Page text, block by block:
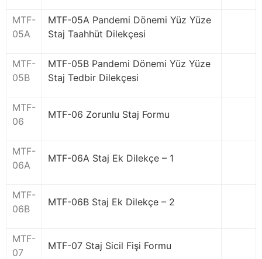
MTF-
05A
MTF-05A Pandemi Dönemi Yüz Yüze
Staj Taahhüt Dilekçesi
MTF-
05B
MTF-05B Pandemi Dönemi Yüz Yüze
Staj Tedbir Dilekçesi
MTF-
06
MTF-06 Zorunlu Staj Formu
MTF-
06A
MTF-06A Staj Ek Dilekçe – 1
MTF-
06B
MTF-06B Staj Ek Dilekçe – 2
MTF-
07
MTF-07 Staj Sicil Fişi Formu